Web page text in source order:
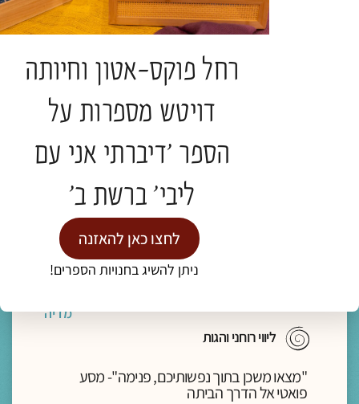
לתעות אל הבאר עם הנסיך הקטן | חברות מחיה
בזמני עייפות הלב
הרב פרופ' אלי הולצר
להמשך קריאה >
מדיה
ליווי רוחני והגות
"מצאו משכן בתוך נפשותיכם, פנימה"- מסע
פואטי אל הדרך הביתה
רחל פוקס-אטון וחיותה
דויטש מספרות על
הספר 'דיברתי אני עם
ליבי' ברשת ב'
לחצו כאן להאזנה
ניתן להשיג בחנויות הספרים!